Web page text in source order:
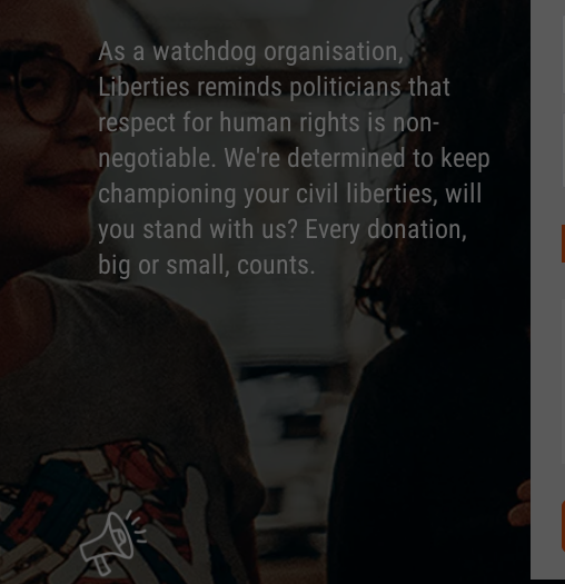
As a watchdog organisation,
Liberties reminds politicians that
respect for human rights is non-
negotiable. We're determined to keep
championing your civil liberties, will
you stand with us? Every donation,
big or small, counts.